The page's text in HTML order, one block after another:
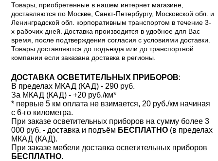
Товары, приобретенные в нашем интернет магазине,
доставляются по Москве, Санкт-Петербургу, Московской обл. и
Ленинградской обл. корпоративным транспортом в течение 3-
х рабочих дней. Доставка производится в удобное для Вас
время, после подтверждения согласия с условиями доставки.
Товары доставляются до подъезда или до транспортной
компании если заказана доставка в регионы.
ДОСТАВКА ОСВЕТИТЕЛЬНЫХ ПРИБОРОВ:
В пределах МКАД (КАД) - 290 руб.
За МКАД (КАД) - +20 руб./км*
* первые 5 км оплата не взимается, 20 руб./км начиная
с 6-го километра.
При заказе осветительных приборов на сумму более 3
000 руб. - доставка и подъём БЕСПЛАТНО (в пределах
МКАД (КАД).
При заказе мебели доставка осветительных приборов
БЕСПЛАТНО.